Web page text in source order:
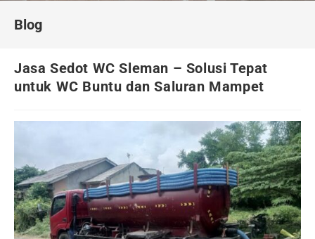
Blog
Jasa Sedot WC Sleman – Solusi Tepat
untuk WC Buntu dan Saluran Mampet